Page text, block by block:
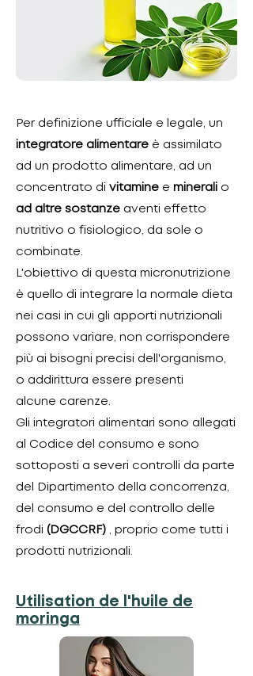
Per definizione ufficiale e legale, un
integratore alimentare è assimilato
ad un prodotto alimentare, ad un
concentrato di vitamine e minerali o
ad altre sostanze aventi effetto
nutritivo o fisiologico, da sole o
combinate.
L'obiettivo di questa micronutrizione
è quello di integrare la normale dieta
nei casi in cui gli apporti nutrizionali
possono variare, non corrispondere
più ai bisogni precisi dell'organismo,
o addirittura essere presenti
alcune carenze.
Gli integratori alimentari sono allegati
al Codice del consumo e sono
sottoposti a severi controlli da parte
del Dipartimento della concorrenza,
del consumo e del controllo delle
frodi (DGCCRF) , proprio come tutti i
prodotti nutrizionali.
Utilisation de l'huile de
moringa